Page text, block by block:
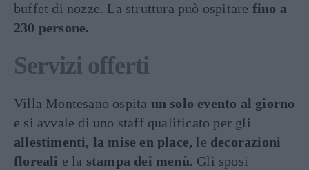
buffet di nozze. La struttura può ospitare fino a
230 persone.
Servizi offerti
Villa Montesano ospita un solo evento al giorno
e si avvale di uno staff qualificato per gli
allestimenti, la mise en place, le decorazioni
floreali e la stampa dei menù. Gli sposi